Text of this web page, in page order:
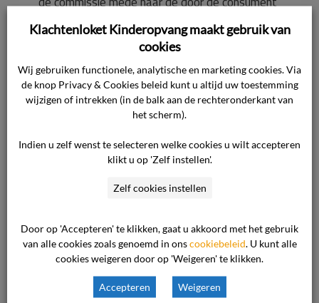
overgelegde stukken en hetgeen ter zitting
naar voren is gebracht. In de kern komt het
Op 8 november 2024 ontving de ondernemer
een melding van andere ouders over
grensoverschrijdend gedrag op de
buitenschoolse opvang door de zoon van de
neergelegd bij een advocaat en de
onderwijsinspectie. Op basis van de daaruit
volgende adviezen en gezien de aard en ernst
van de melding heeft de ondernemer besloten
de opvangovereenkomst op te zeggen.
Klachtenloket Kinderopvang maakt gebruik van
cookies
Wij gebruiken functionele, analytische en marketing cookies. Via
de knop Privacy & Cookies beleid kunt u altijd uw toestemming
wijzigen of intrekken (in de balk aan de rechteronderkant van
het scherm).
Indien u zelf wenst te selecteren welke cookies u wilt accepteren
klikt u op 'Zelf instellen'.
Zelf cookies instellen
Door op 'Accepteren' te klikken, gaat u akkoord met het gebruik
van alle cookies zoals genoemd in onscookiebeleid. U kunt alle
cookies weigeren door op 'Weigeren' te klikken.
Accepteren Weigeren